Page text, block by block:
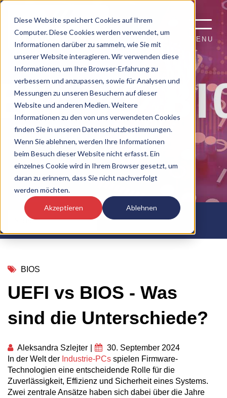
Diese Website speichert Cookies auf Ihrem
Computer. Diese Cookies werden verwendet, um
Informationen darüber zu sammeln, wie Sie mit
unserer Website interagieren. Wir verwenden diese
Informationen, um Ihre Browser-Erfahrung zu
verbessern und anzupassen, sowie für Analysen und
Messungen zu unseren Besuchern auf dieser
Website und anderen Medien. Weitere
Informationen zu den von uns verwendeten Cookies
finden Sie in unseren Datenschutzbestimmungen.
Wenn Sie ablehnen, werden Ihre Informationen
beim Besuch dieser Website nicht erfasst. Ein
einzelnes Cookie wird in Ihrem Browser gesetzt, um
daran zu erinnern, dass Sie nicht nachverfolgt
werden möchten.
Akzeptieren Ablehnen
MENU
BIOS
UEFI vs BIOS - Was
sind die Unterschiede?
Aleksandra Szlejter
30. September 2024
In der Welt der Industrie-PCs spielen Firmware-
Technologien eine entscheidende Rolle für die
Zuverlässigkeit, Effizienz und Sicherheit eines Systems.
Zwei zentrale Ansätze haben sich dabei über die Jahre